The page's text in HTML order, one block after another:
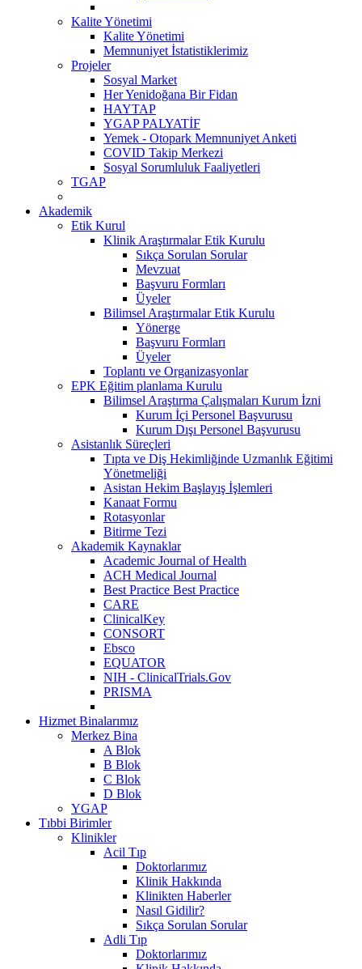
Kalite Yönetimi
Kalite Yönetimi
Memnuniyet İstatistiklerimiz
Projeler
Sosyal Market
Her Yenidoğana Bir Fidan
HAYTAP
YGAP PALYATİF
Yemek - Otopark Memnuniyet Anketi
COVID Takip Merkezi
Sosyal Sorumluluk Faaliyetleri
TGAP
Akademik
Etik Kurul
Klinik Araştırmalar Etik Kurulu
Sıkça Sorulan Sorular
Mevzuat
Başvuru Formları
Üyeler
Bilimsel Araştırmalar Etik Kurulu
Yönerge
Başvuru Formları
Üyeler
Toplantı ve Organizasyonlar
EPK Eğitim planlama Kurulu
Bilimsel Araştırma Çalışmaları Kurum İzni
Kurum İçi Personel Başvurusu
Kurum Dışı Personel Başvurusu
Asistanlık Süreçleri
Tıpta ve Diş Hekimliğinde Uzmanlık Eğitimi
Yönetmeliği
Asistan Hekim Başlayış İşlemleri
Kanaat Formu
Rotasyonlar
Bitirme Tezi
Akademik Kaynaklar
Academic Journal of Health
ACH Medical Journal
Best Practice Best Practice
CARE
ClinicalKey
CONSORT
Ebsco
EQUATOR
NIH - ClinicalTrials.Gov
PRISMA
Hizmet Binalarımız
Merkez Bina
A Blok
B Blok
C Blok
D Blok
YGAP
Tıbbi Birimler
Klinikler
Acil Tıp
Doktorlarımız
Klinik Hakkında
Klinikten Haberler
Nasıl Gidilir?
Sıkça Sorulan Sorular
Adli Tıp
Doktorlarımız